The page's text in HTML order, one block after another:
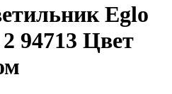
Eglo
Цвет